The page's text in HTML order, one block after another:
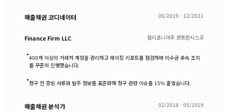
매출채권 코디네이터 06/2019 - 12/2021
Finance Firm LLC 캘리포니아주 샌프란시스코
•400개 이상의 거래처 계정을 관리하고 에이징 리포트를 점검하며 미수금 후속 조치
를 꾸준히 진행했습니다.
•청구 전 증빙 서류와 발주 정보를 표준화해 청구 관련 이슈를 15% 줄였습니다.
매출채권 분석가 02/2018 - 05/2019